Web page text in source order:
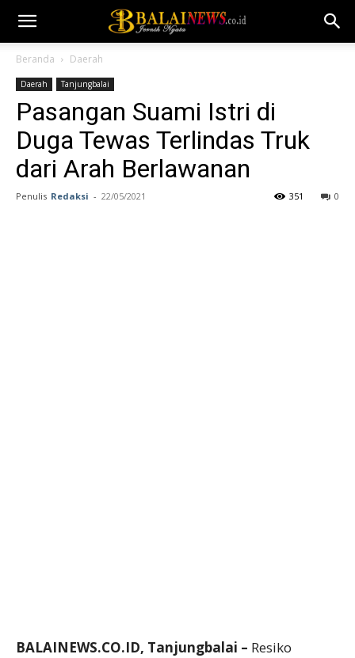
Beranda Daerah
Daerah Tanjungbalai
Pasangan Suami Istri di
Duga Tewas Terlindas Truk
dari Arah Berlawanan
Penulis Redaksi - 22/05/2021 0
351
BALAINEWS.CO.ID, Tanjungbalai – Resiko